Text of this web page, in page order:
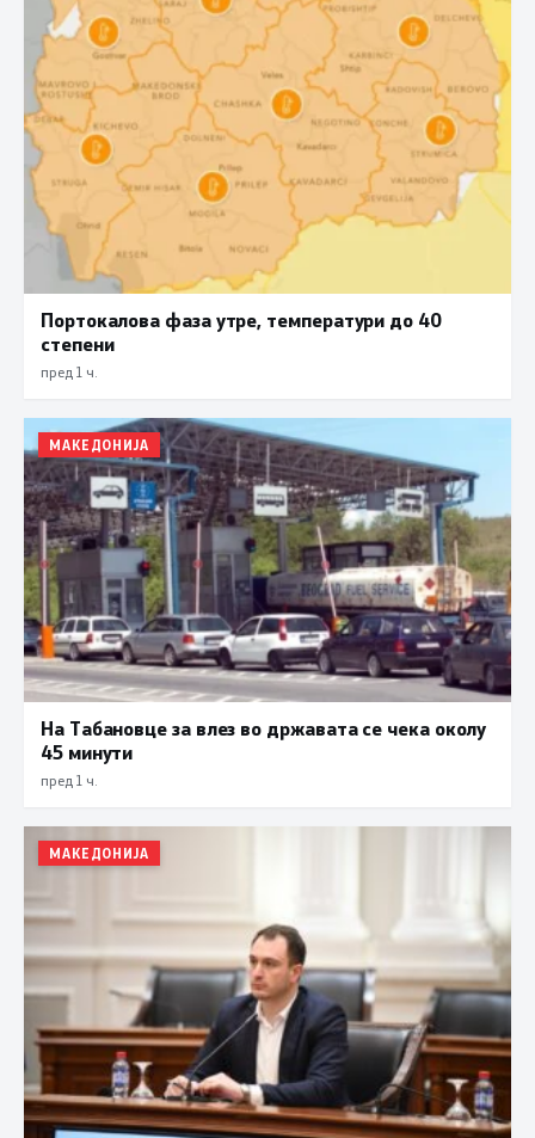
Портокалова фаза утре, температури до 40
степени
пред 1 ч.
МАКЕДОНИЈА
На Табановце за влез во државата се чека околу
45 минути
пред 1 ч.
МАКЕДОНИЈА